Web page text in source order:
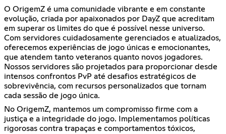
O OrigemZ é uma comunidade vibrante e em constante
evolução, criada por apaixonados por DayZ que acreditam
em superar os limites do que é possível nesse universo.
Com servidores cuidadosamente gerenciados e atualizados,
oferecemos experiências de jogo únicas e emocionantes,
que atendem tanto veteranos quanto novos jogadores.
Nossos servidores são projetados para proporcionar desde
intensos confrontos PvP até desafios estratégicos de
sobrevivência, com recursos personalizados que tornam
cada sessão de jogo única.
No OrigemZ, mantemos um compromisso firme com a
justiça e a integridade do jogo. Implementamos políticas
rigorosas contra trapaças e comportamentos tóxicos,